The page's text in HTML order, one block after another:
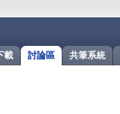
共筆系統
討論區
載